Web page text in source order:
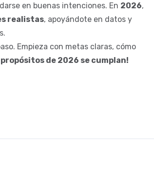
en buenas intenciones. En 2026,
realistas, apoyándote en datos y
Empieza con metas claras, cómo
propósitos de 2026 se cumplan!